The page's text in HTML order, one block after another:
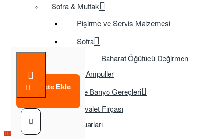
Sofra & Mutfak
Pişirme ve Servis Malzemesi
Sofra
Baharat Öğütücü Değirmen
Tasarruflu Ampuller
Temizlik ve Banyo Gereçleri
Tuvalet Fırçası
TV Aksesuarları
Sepete Ekle
Çok Satılan Ürün